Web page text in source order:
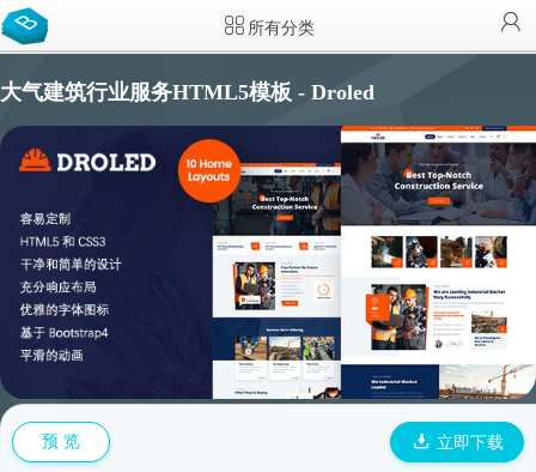
所有分类
大气建筑行业服务HTML5模板 - Droled
预 览 立即下载